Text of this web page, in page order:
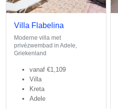
Villa Flabelina
Moderne villa met
privézwembad in Adele,
Griekenland
vanaf €1,109
Villa
Kreta
Adele